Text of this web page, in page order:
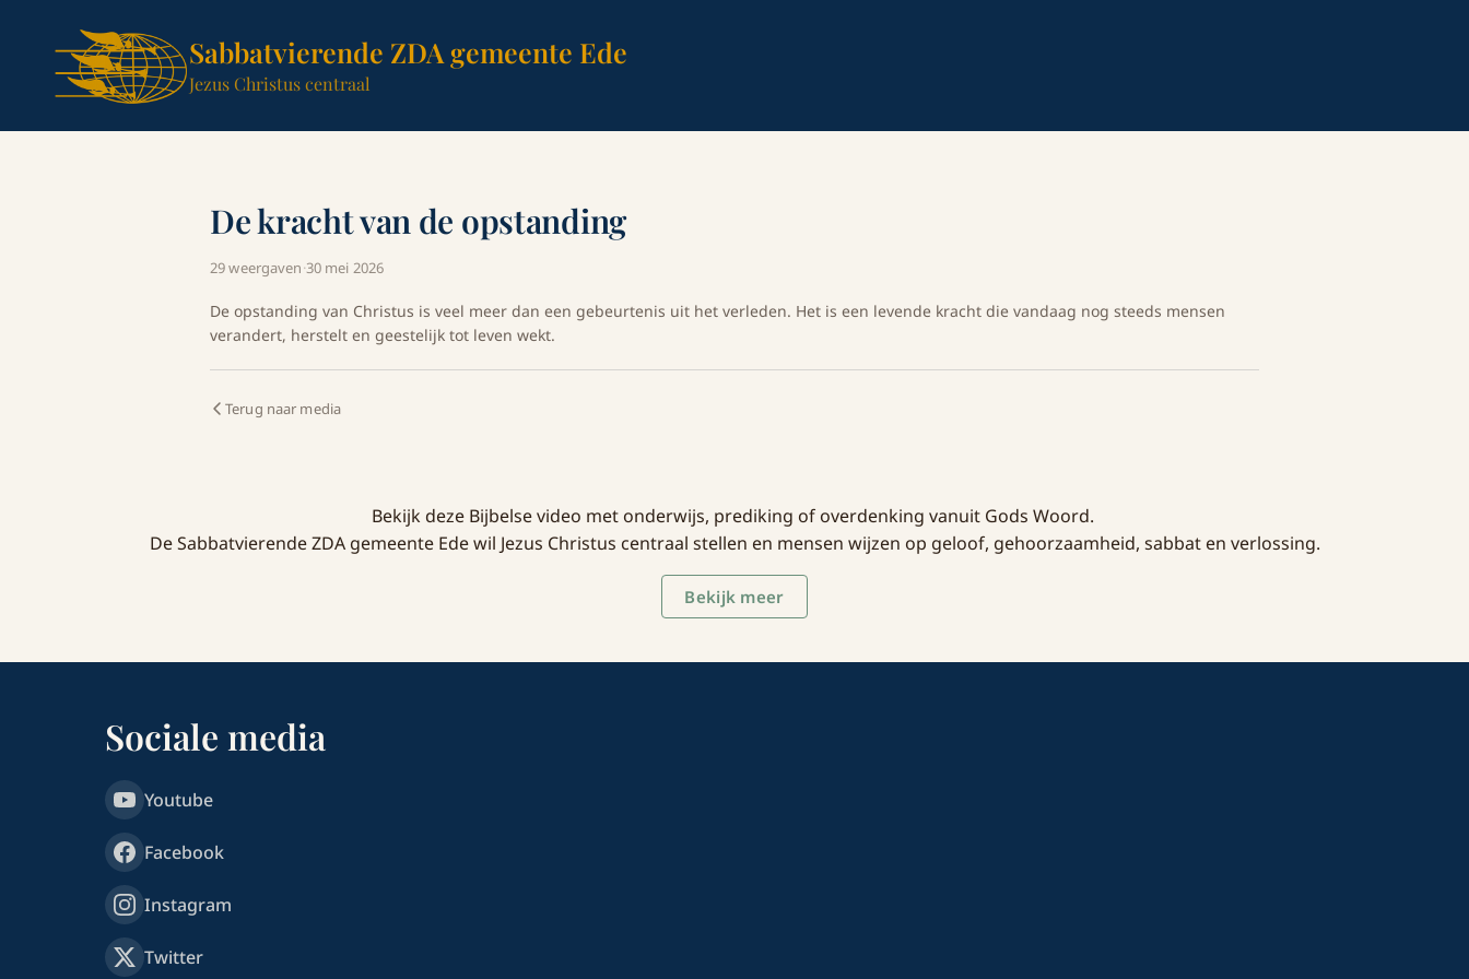
Sabbatvierende ZDA gemeente Ede
Jezus Christus centraal
De kracht van de opstanding
29 weergaven·30 mei 2026
De opstanding van Christus is veel meer dan een gebeurtenis uit het verleden. Het is een levende kracht die vandaag nog steeds mensen
verandert, herstelt en geestelijk tot leven wekt.
Terug naar media
Bekijk deze Bijbelse video met onderwijs, prediking of overdenking vanuit Gods Woord.
De Sabbatvierende ZDA gemeente Ede wil Jezus Christus centraal stellen en mensen wijzen op geloof, gehoorzaamheid, sabbat en verlossing.
Bekijk meer
Sociale media
Youtube
Facebook
Instagram
Twitter